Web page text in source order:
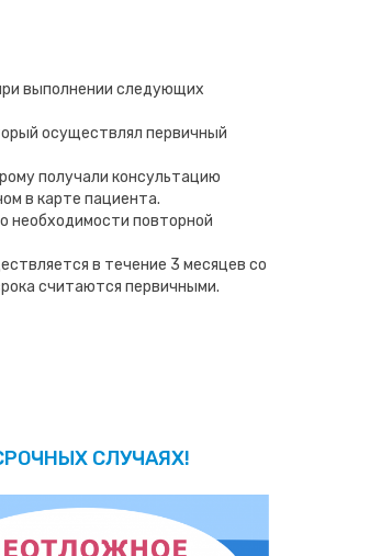
выполнении следующих
осуществлял первичный
получали консультацию
в карте пациента.
необходимости повторной
в течение 3 месяцев со
считаются первичными.
СЛУЧАЯХ!